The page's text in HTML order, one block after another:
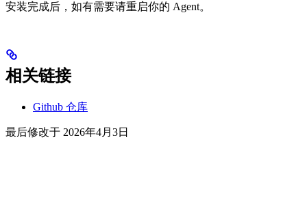
安装完成后，如有需要请重启你的 Agent。
相关链接
Github 仓库
最后修改于 2026年4月3日